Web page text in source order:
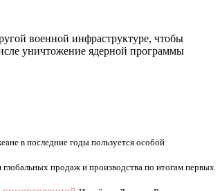
военной инфраструктуре, чтобы
уничтожение ядерной программы
в последние годы пользуется особой
продаж и производства по итогам первых